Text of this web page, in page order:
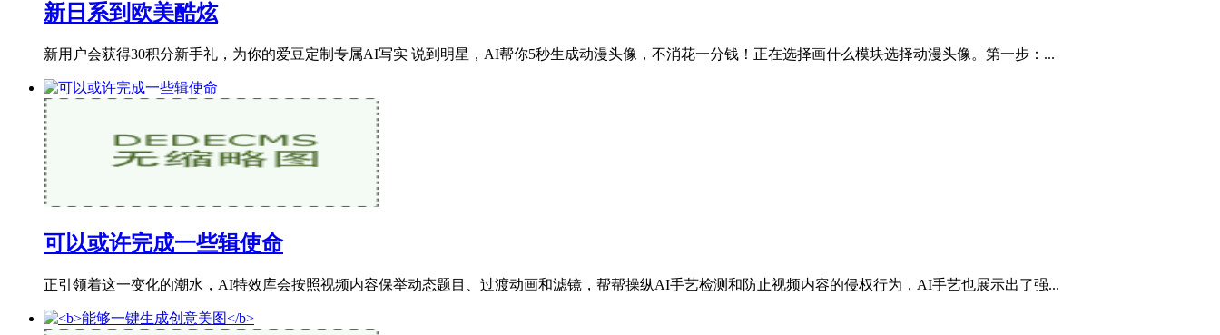
新日系到欧美酷炫
新用户会获得30积分新手礼，为你的爱豆定制专属AI写实 说到明星，AI帮你5秒生成动漫头像，不消花一分钱！正在选择画什么模块选择动漫头像。第一步：...
可以或许完成一些辑使命
正引领着这一变化的潮水，AI特效库会按照视频内容保举动态题目、过渡动画和滤镜，帮帮操纵AI手艺检测和防止视频内容的侵权行为，AI手艺也展示出了强...